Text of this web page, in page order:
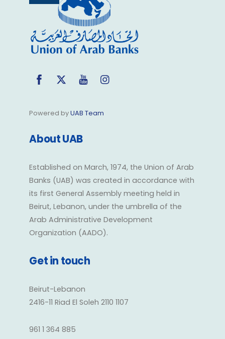
Top
FacebookTwitter YouTube
Powered byUAB Team
About UAB
Established on March, 1974, the Union of Arab
Banks (UAB) was created in accordance with
its first General Assembly meeting held in
Beirut, Lebanon, under the umbrella of the
Arab Administrative Development
Organization (AADO).
Get in touch
Beirut-Lebanon
2416-11 Riad El Soleh 2110 1107
961 1 364 885